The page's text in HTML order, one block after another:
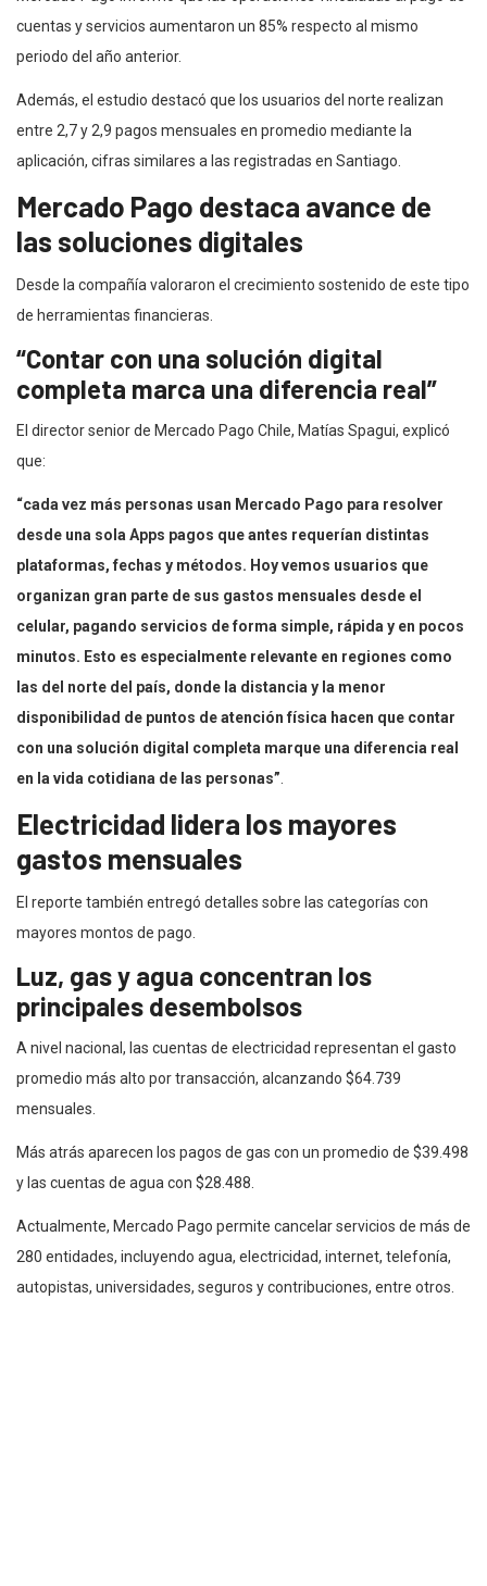
cuentas y servicios aumentaron un 85% respecto al mismo
periodo del año anterior.
Además, el estudio destacó que los usuarios del norte realizan
entre 2,7 y 2,9 pagos mensuales en promedio mediante la
aplicación, cifras similares a las registradas en Santiago.
Mercado Pago destaca avance de
las soluciones digitales
Desde la compañía valoraron el crecimiento sostenido de este tipo
de herramientas financieras.
“Contar con una solución digital
completa marca una diferencia real”
El director senior de Mercado Pago Chile, Matías Spagui, explicó
que:
“cada vez más personas usan Mercado Pago para resolver
desde una sola Apps pagos que antes requerían distintas
plataformas, fechas y métodos. Hoy vemos usuarios que
organizan gran parte de sus gastos mensuales desde el
celular, pagando servicios de forma simple, rápida y en pocos
minutos. Esto es especialmente relevante en regiones como
las del norte del país, donde la distancia y la menor
disponibilidad de puntos de atención física hacen que contar
con una solución digital completa marque una diferencia real
en la vida cotidiana de las personas”
Electricidad lidera los mayores
gastos mensuales
El reporte también entregó detalles sobre las categorías con
mayores montos de pago.
Luz, gas y agua concentran los
principales desembolsos
A nivel nacional, las cuentas de electricidad representan el gasto
promedio más alto por transacción, alcanzando $64.739
mensuales.
Más atrás aparecen los pagos de gas con un promedio de $39.498
y las cuentas de agua con $28.488.
Actualmente, Mercado Pago permite cancelar servicios de más de
280 entidades, incluyendo agua, electricidad, internet, telefonía,
autopistas, universidades, seguros y contribuciones, entre otros.